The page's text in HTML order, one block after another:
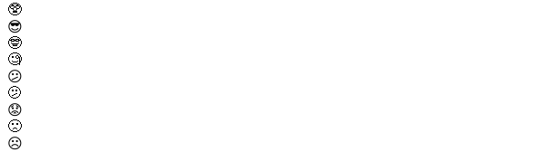
🥸
😎
🤓
🧐
😕
🫤
😟
🙁
☹️